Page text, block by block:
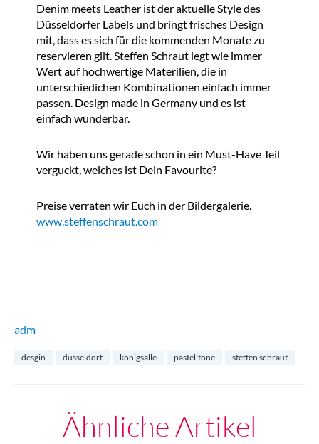
Denim meets Leather ist der aktuelle Style des
Düsseldorfer Labels und bringt frisches Design
mit, dass es sich für die kommenden Monate zu
reservieren gilt. Steffen Schraut legt wie immer
Wert auf hochwertige Materilien, die in
unterschiedichen Kombinationen einfach immer
passen. Design made in Germany und es ist
einfach wunderbar.
Wir haben uns gerade schon in ein Must-Have Teil
verguckt, welches ist Dein Favourite?
Preise verraten wir Euch in der Bildergalerie.
www.steffenschraut.com
adm
desgin düsseldorf königsalle pastelltöne steffen schraut
Ähnliche Artikel